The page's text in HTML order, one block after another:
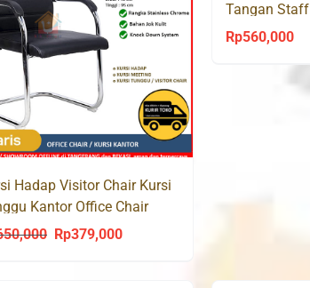
Hadap Visitor Chair Kursi
Kantor Office Chair
Original
Rp379,000Current
Tangan Staff
Rp560,000